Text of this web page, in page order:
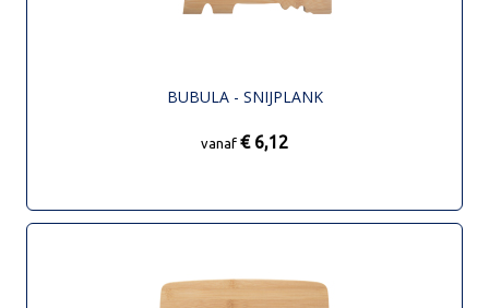
BUBULA - SNIJPLANK
vanaf € 6,12